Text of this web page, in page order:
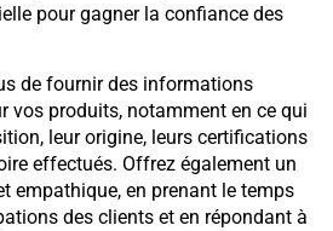
pour gagner la confiance des
de fournir des informations
vos produits, notamment en ce qui
leur origine, leurs certifications
effectués. Offrez également un
empathique, en prenant le temps
des clients et en répondant à